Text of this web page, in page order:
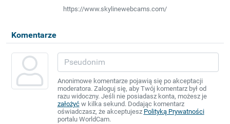
https://www.skylinewebcams.com/
Komentarze
Anonimowe komentarze pojawią się po akceptacji
moderatora. Zaloguj się, aby Twój komentarz był od
razu widoczny. Jeśli nie posiadasz konta, możesz je
założyćw kilka sekund. Dodając komentarz
oświadczasz, że akceptujesz Polityką Prywatności
portalu WorldCam.